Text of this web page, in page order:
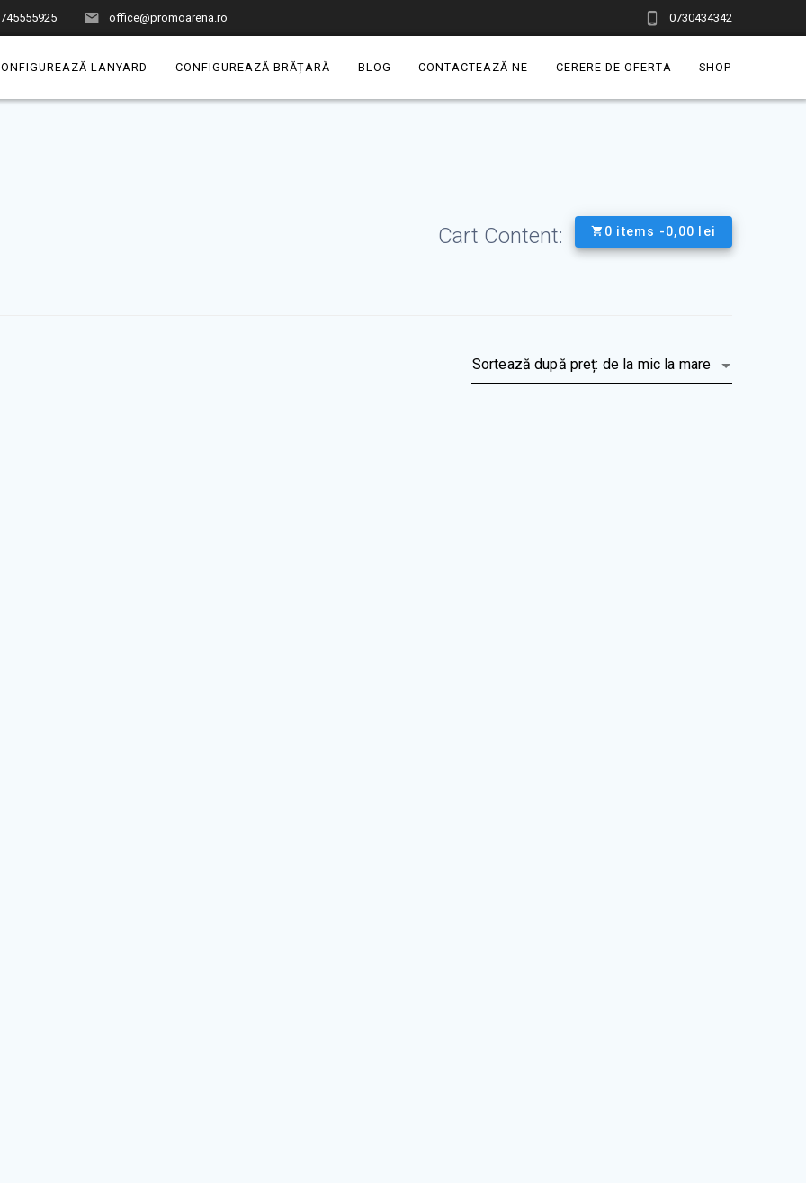
office@promoarena.ro 0730434342
LANYARD CONFIGUREAZĂ BRĂȚARĂ BLOG CONTACTEAZĂ-NE CERERE DE OFERTA SHOP
Cart Content: 0 items -0,00 lei